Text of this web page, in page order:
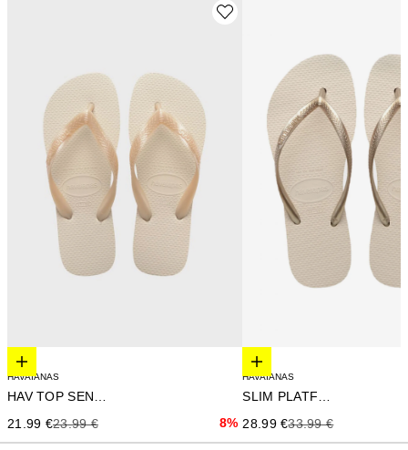
Elige opciones
HAVAIANAS
HAV TOP SENSES
Precio de oferta
21.99 €Precio anterior
23.99 € 8%
Elige opciones
HAVAIANAS
SLIM PLATFORM
Precio de oferta
28.99 €Precio anterior
33.99 €